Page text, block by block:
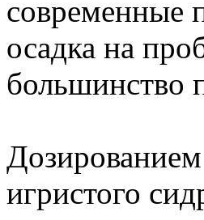
современные
осадка на
большинство
игристого